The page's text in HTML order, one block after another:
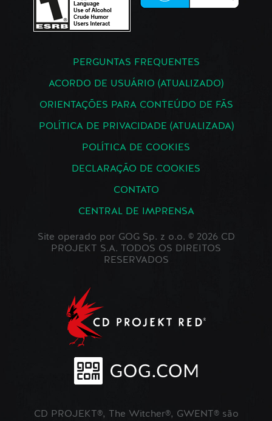
PERGUNTAS FREQUENTES
ACORDO DE USUÁRIO (ATUALIZADO)
ORIENTAÇÕES PARA CONTEÚDO DE FÃS
POLÍTICA DE PRIVACIDADE (ATUALIZADA)
POLÍTICA DE COOKIES
DECLARAÇÃO DE COOKIES
CONTATO
CENTRAL DE IMPRENSA
Site operado por GOG Sp. z o.o. © 2026 CD
PROJEKT S.A. TODOS OS DIREITOS
RESERVADOS
CD PROJEKT®, The Witcher®, GWENT® são